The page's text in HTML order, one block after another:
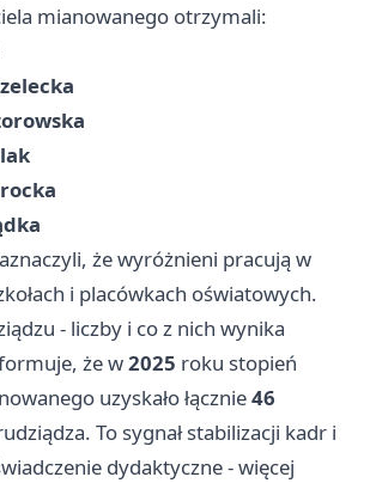
mianowanego otrzymali:
że wyróżnieni pracują w
i placówkach oświatowych.
- liczby i co z nich wynika
że w2025 roku stopień
uzyskało łącznie46
To sygnał stabilizacji kadr i
dydaktyczne - więcej